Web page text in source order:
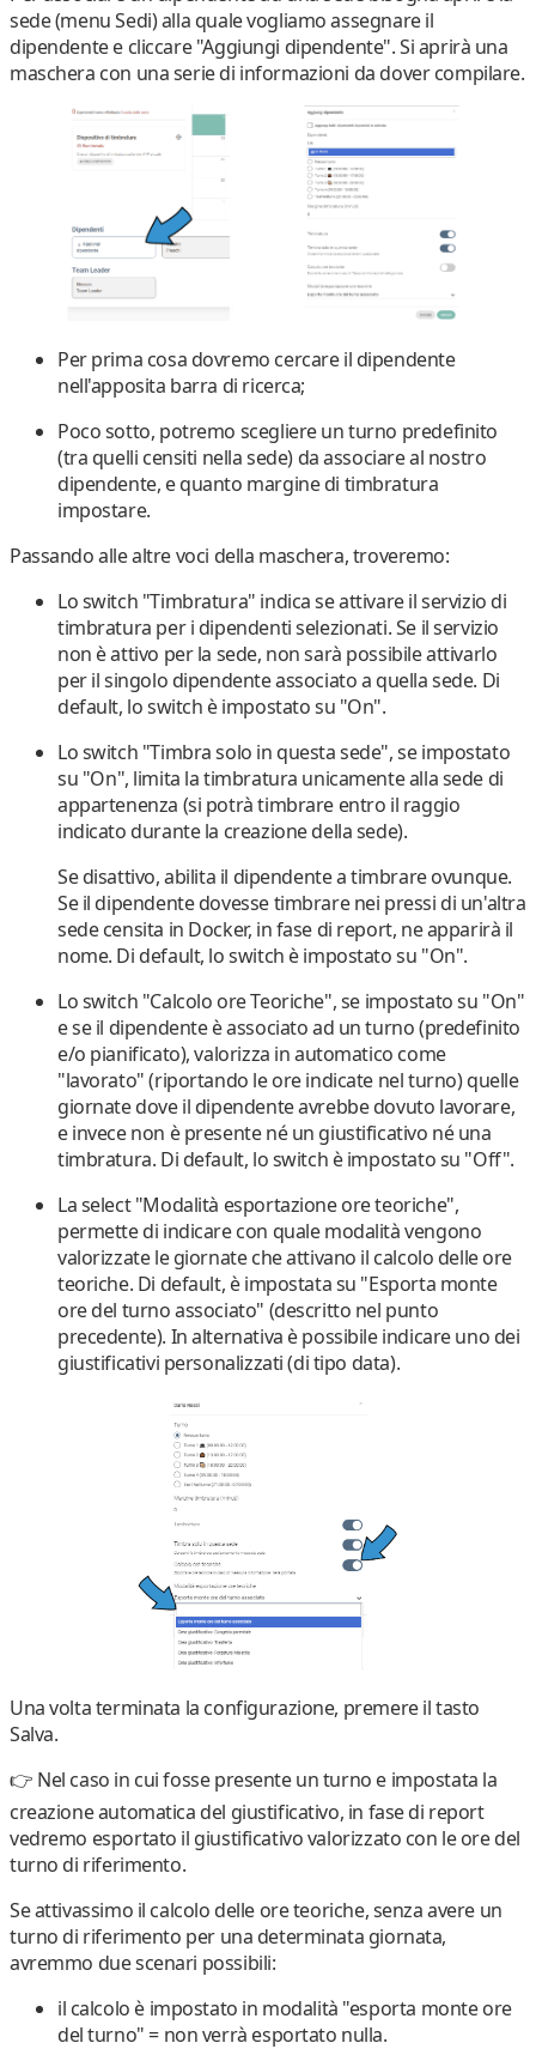
sede(menu Sedi) alla quale vogliamo assegnare il
dipendente e cliccare "Aggiungi dipendente". Si aprirà una
maschera con una serie di informazioni da dover compilare.
Per prima cosa dovremo cercare il dipendente
nell'apposita barra di ricerca;
Poco sotto, potremo scegliere unturno predefinito
(tra quelli censiti nella sede) da associare al nostro
dipendente, e quanto margine di timbratura
impostare.
Passando alle altre voci della maschera, troveremo:
Lo switch "Timbratura" indica seattivare il servizio di
timbratura per i dipendenti selezionati. Se il servizio
non è attivo per la sede, non sarà possibile attivarlo
per il singolo dipendente associato a quella sede. Di
default, lo switch è impostato su "On".
Lo switch "Timbra solo in questa sede",seimpostato
su "On", limita latimbratura unicamente alla sede di
appartenenza (si potrà timbrare entro il raggio
indicato durante la creazione della sede).
Se disattivo, abilita il dipendente atimbrare ovunque.
Se il dipendente dovesse timbrare nei pressi di un'altra
sede censita in Docker, in fase di report, ne apparirà il
nome. Di default, lo switch è impostato su "On".
Lo switch "Calcolo ore Teoriche",seimpostato su "On"
e se il dipendente è associato ad un turno (predefinito
e/o pianificato), valorizza in automatico come
"lavorato" (riportando le ore indicate nel turno) quelle
giornate dove il dipendente avrebbe dovuto lavorare,
e invecenon è presente né un giustificativo né una
timbratura. Di default, lo switch è impostato su "Off".
La select "Modalità esportazione ore teoriche",
permette di indicare con quale modalità vengono
valorizzate le giornate che attivano il calcolo delle ore
teoriche. Di default, è impostata su "Esporta monte
ore del turno associato" (descritto nel punto
precedente). In alternativa è possibile indicare uno dei
giustificativi personalizzati (di tipo data).
Una volta terminata la configurazione, premere il tasto
Salva.
👉 Nel caso in cui fosse presente un turno e impostata la
creazione automatica del giustificativo, in fase di report
vedremo esportato il giustificativo valorizzato con le ore del
turno di riferimento.
Se attivassimo il calcolo delle ore teoriche, senza avere un
turno di riferimento per una determinata giornata,
avremmo due scenari possibili:
il calcolo è impostato in modalità "esporta monte ore
del turno" = non verrà esportato nulla.